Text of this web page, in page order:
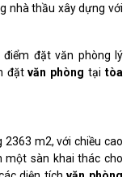
nhà thầu xây dựng với
đặt văn phòng lý
đặtvăn phòng tạitòa
2363 m2, với chiều cao
một sàn khai thác cho